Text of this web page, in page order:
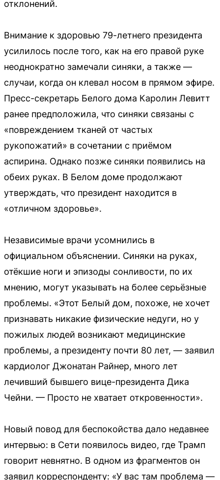
отклонений.
Внимание к здоровью 79-летнего президента
усилилось после того, как на его правой руке
неоднократно замечали синяки, а также —
случаи, когда он клевал носом в прямом эфире.
Пресс-секретарь Белого дома Каролин Левитт
ранее предположила, что синяки связаны с
«повреждением тканей от частых
рукопожатий» в сочетании с приёмом
аспирина. Однако позже синяки появились на
обеих руках. В Белом доме продолжают
утверждать, что президент находится в
«отличном здоровье».
Независимые врачи усомнились в
официальном объяснении. Синяки на руках,
отёкшие ноги и эпизоды сонливости, по их
мнению, могут указывать на более серьёзные
проблемы. «Этот Белый дом, похоже, не хочет
признавать никакие физические недуги, но у
пожилых людей возникают медицинские
проблемы, а президенту почти 80 лет, — заявил
кардиолог Джонатан Райнер, много лет
лечивший бывшего вице-президента Дика
Чейни. — Просто не хватает откровенности».
Новый повод для беспокойства дало недавнее
интервью: в Сети появилось видео, где Трамп
говорит невнятно. В одном из фрагментов он
заявил корреспонденту: «У вас там проблема —